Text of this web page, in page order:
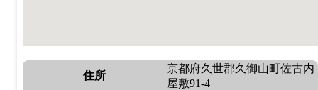
住所
京都府久世郡久御山町佐古内
屋敷91-4